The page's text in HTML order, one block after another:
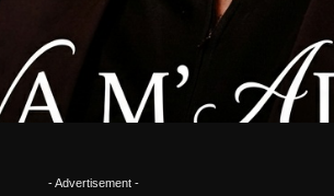
- Advertisement -